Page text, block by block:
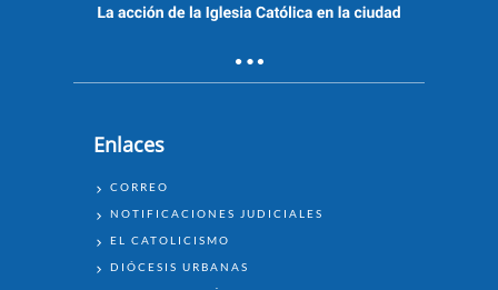
Enlaces
ENLACES
CORREO
NOTIFICACIONES JUDICIALES
EL CATOLICISMO
DIÓCESIS URBANAS